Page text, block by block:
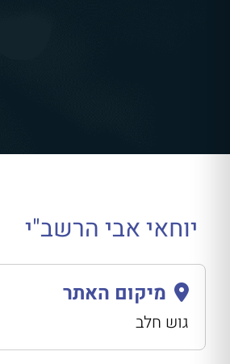
יוחאי אבי הרשב"י
מיקום האתר
גוש חלב